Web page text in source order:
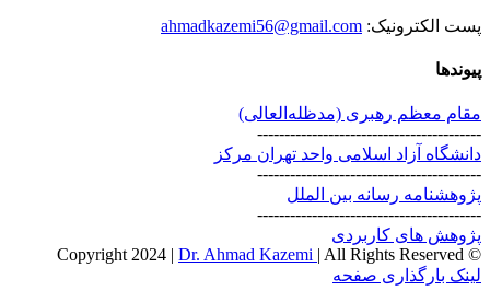
پست الکترونیک: ahmadkazemi56@gmail.com
پیوندها
مقام معظم رهبری (مد‌ظله‌العالی)
-----------------------------------------
دانشگاه آزاد اسلامی واحد تهران مرکز
-----------------------------------------
پژوهشنامه رسانه بین الملل
-----------------------------------------
پژوهش های کاربردی
© Copyright 2024 |
Dr. Ahmad Kazemi | All Rights Reserved
Instagram
X
لینک بارگذاری صفحه